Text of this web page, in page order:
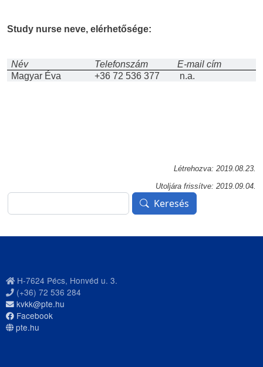
Study nurse neve, elérhetősége:
Név Telefonszám
E-mail cím
Magyar Éva
+36 72 536 377 n.a.
Létrehozva: 2019.08.23.
Utoljára frissítve: 2019.09.04.
Keresés Keresés
H-7624 Pécs, Honvéd u. 3.
(+36) 72 536 284
kvkk@pte.hu
Facebook
pte.hu